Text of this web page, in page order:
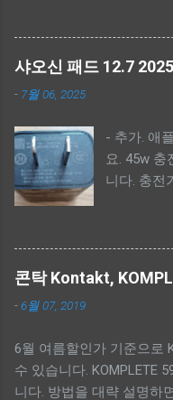
요. 전 유튜브 링크와 아
---- - 간단 순서.
scatter 파일 다운로드. -
펌웨어 폴더>\image) - 펌
(볼륨 상 버튼) - 펌웨어 툴
>\image\da.auth - lk_a,
이드는 userdata 체크해
튼 클릭.
---------------- 아래 2가지
받으면 됩니다. --
https://
https://
Rescue - Input Serial
model from a list -
샤오신 패드 12.7
- 7월 06, 2025
- 추가. 애
요. 45w 충
니다. 충전
2025 사용
185,000
질 가격을
적인 사용
다. 단점 -
콘탁 Kontakt,
-6월 07, 2019
6월 여름할인가 기준으로
수 있습니다. KOMPLETE
니다. 방법을 대략 설명하